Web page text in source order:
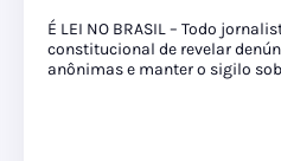
É LEI NO BRASIL – Todo
constitucional de revelar
anônimas e manter o sigilo